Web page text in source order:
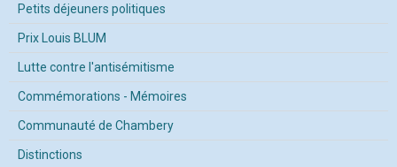
Petits déjeuners politiques
Prix Louis BLUM
Lutte contre l'antisémitisme
Commémorations - Mémoires
Communauté de Chambery
Distinctions